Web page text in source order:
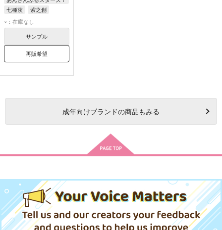
七種茨
紫之創
×：在庫なし
サンプル
再販希望
成年向けブランドの商品もみる